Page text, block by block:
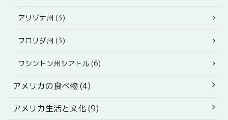
アリゾナ州 (3)
フロリダ州 (3)
ワシントン州シアトル (6)
アメリカの食べ物 (4)
アメリカ生活と文化 (9)